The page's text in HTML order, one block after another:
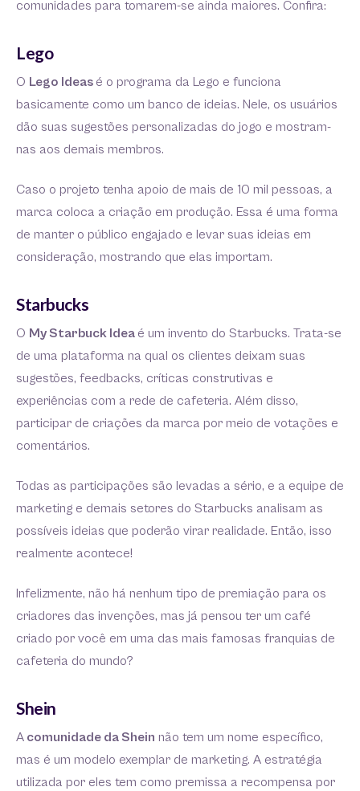
comunidades para tornarem-se ainda maiores. Confira:
Lego
O Lego Ideas é o programa da Lego e funciona
basicamente como um banco de ideias. Nele, os usuários
dão suas sugestões personalizadas do jogo e mostram-
nas aos demais membros.
Caso o projeto tenha apoio de mais de 10 mil pessoas, a
marca coloca a criação em produção. Essa é uma forma
de manter o público engajado e levar suas ideias em
consideração, mostrando que elas importam.
Starbucks
O My Starbuck Idea é um invento do Starbucks. Trata-se
de uma plataforma na qual os clientes deixam suas
sugestões, feedbacks, críticas construtivas e
experiências com a rede de cafeteria. Além disso,
participar de criações da marca por meio de votações e
comentários.
Todas as participações são levadas a sério, e a equipe de
marketing e demais setores do Starbucks analisam as
possíveis ideias que poderão virar realidade. Então, isso
realmente acontece!
Infelizmente, não há nenhum tipo de premiação para os
criadores das invenções, mas já pensou ter um café
criado por você em uma das mais famosas franquias de
cafeteria do mundo?
Shein
A comunidade da Shein não tem um nome específico,
mas é um modelo exemplar de marketing. A estratégia
utilizada por eles tem como premissa a recompensa por